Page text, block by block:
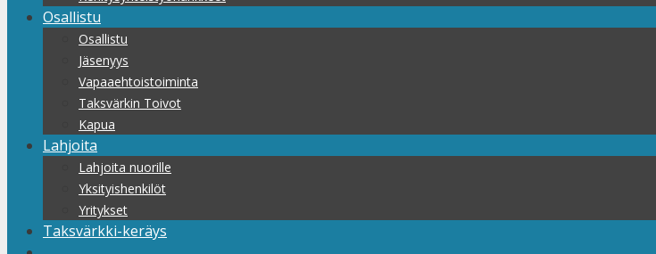
Osallistu
Osallistu
Jäsenyys
Vapaaehtoistoiminta
Taksvärkin Toivot
Kapua
Lahjoita
Lahjoita nuorille
Yksityishenkilöt
Yritykset
Taksvärkki-keräys